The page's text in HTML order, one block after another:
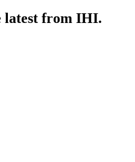
latest from IHI.